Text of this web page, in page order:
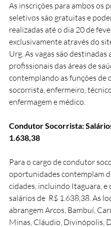
As inscrições para ambos os
seletivos são gratuitas e
realizadas até o dia 20 de
exclusivamente através do
Urg. As vagas são destinadas
profissionais das áreas de
contemplando as funções de
socorrista, enfermeiro,
enfermagem e médico.
Condutor Socorrista:
1.638,38
Para o cargo de condutor
oportunidades contemplam
cidades, incluindo Itaguara, e
salários de  R$ 1.638,38. As
abrangem Arcos, Bambuí,
Minas, Cláudio, Divinópolis,